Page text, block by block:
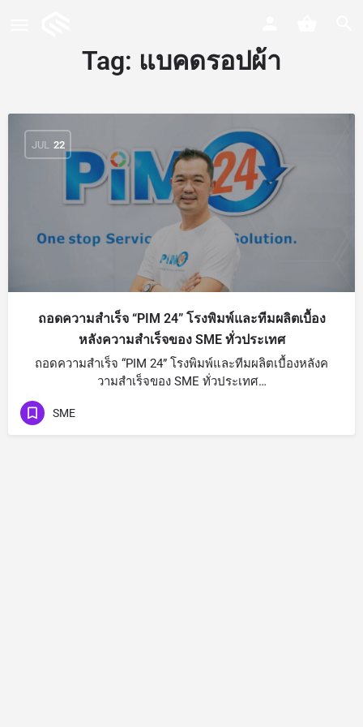
Tag: แบคดรอปผ้า
JUL 22
ถอดความสำเร็จ “PIM 24” โรงพิมพ์และทีมผลิตเบื้อง
หลังความสำเร็จของ SME ทั่วประเทศ
ถอดความสำเร็จ “PIM 24” โรงพิมพ์และทีมผลิตเบื้องหลังค
วามสำเร็จของ SME ทั่วประเทศ…
SME